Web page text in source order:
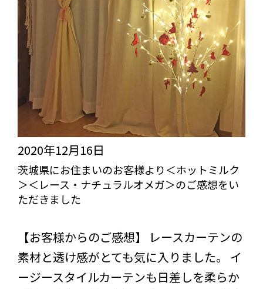
ド
＞
ほ
か
数
の
感
想
い
た
だ
＜
リ
ネ
コ
ホ
ワ
イ
ト
＞
の
感
想
を
2020年12月16日
茨城県にお住まいのお客様より＜ホットミルク
＞＜レース・ナチュラルオメガ＞のご感想をい
ただきました
【お客様からのご感想】 レースカーテンの
素材と透け感がとても気に入りました。 イ
ージースタイルカーテンも日差しを柔らか